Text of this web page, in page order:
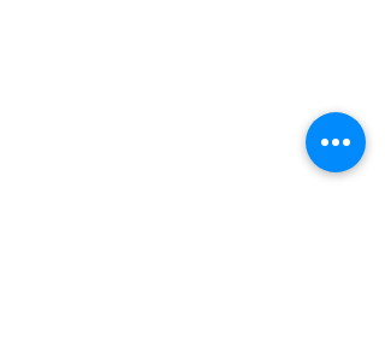
سانت لويس ، ميزوري 63103
ساعات العمل في المكتب:
الاثنين - الخميس 10 ص - 2 م